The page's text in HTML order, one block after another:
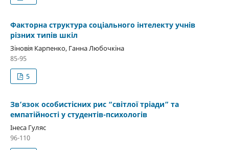
Факторна структура соціального інтелекту учнів
різних типів шкіл
Зіновія Карпенко, Ганна Любочкіна
85-95
5
Зв’язок особистісних рис “світлої тріади” та
емпатійності у студентів-психологів
Інеса Гуляс
96-110